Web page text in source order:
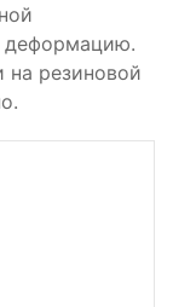
деформацию.
на резиновой